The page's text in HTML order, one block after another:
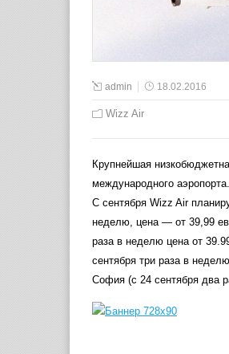
admin 18.02.2016
Wizz Air
Крупнейшая
международного аэропорта.
С сентября Wizz Air
неделю, цена — от 39,99
раза в неделю цена от
сентября три раза в
София (с 24 сентября два